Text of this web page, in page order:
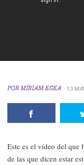
POR MÍRIAM EGEA 13
Este es el vídeo del que
de las que dicen estar